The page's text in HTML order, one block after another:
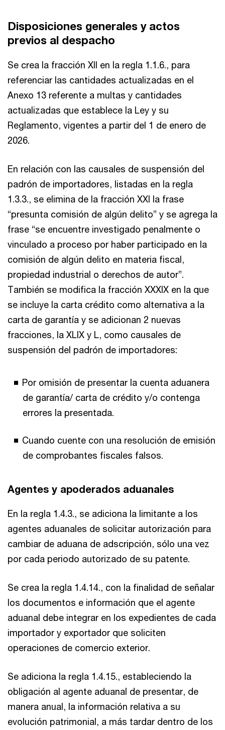
Disposiciones generales y actos
previos al despacho
Se crea la fracción XII en la regla 1.1.6., para
referenciar las cantidades actualizadas en el
Anexo 13 referente a multas y cantidades
actualizadas que establece la Ley y su
Reglamento, vigentes a partir del 1 de enero de
2026.
En relación con las causales de suspensión del
padrón de importadores, listadas en la regla
1.3.3., se elimina de la fracción XXI la frase
“presunta comisión de algún delito” y se agrega la
frase “se encuentre investigado penalmente o
vinculado a proceso por haber participado en la
comisión de algún delito en materia fiscal,
propiedad industrial o derechos de autor”.
También se modifica la fracción XXXIX en la que
se incluye la carta crédito como alternativa a la
carta de garantía y se adicionan 2 nuevas
fracciones, la XLIX y L, como causales de
suspensión del padrón de importadores:
Por omisión de presentar la cuenta aduanera
de garantía/ carta de crédito y/o contenga
errores la presentada.
Cuando cuente con una resolución de emisión
de comprobantes fiscales falsos.
Agentes y apoderados aduanales
En la regla 1.4.3., se adiciona la limitante a los
agentes aduanales de solicitar autorización para
cambiar de aduana de adscripción, sólo una vez
por cada periodo autorizado de su patente.
Se crea la regla 1.4.14., con la finalidad de señalar
los documentos e información que el agente
aduanal debe integrar en los expedientes de cada
importador y exportador que soliciten
operaciones de comercio exterior.
Se adiciona la regla 1.4.15., estableciendo la
obligación al agente aduanal de presentar, de
manera anual, la información relativa a su
evolución patrimonial, a más tardar dentro de los